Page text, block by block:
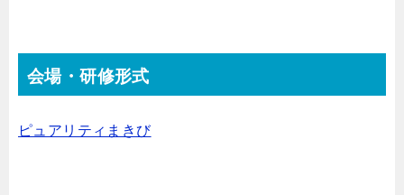
会場・研修形式
ピュアリティまきび